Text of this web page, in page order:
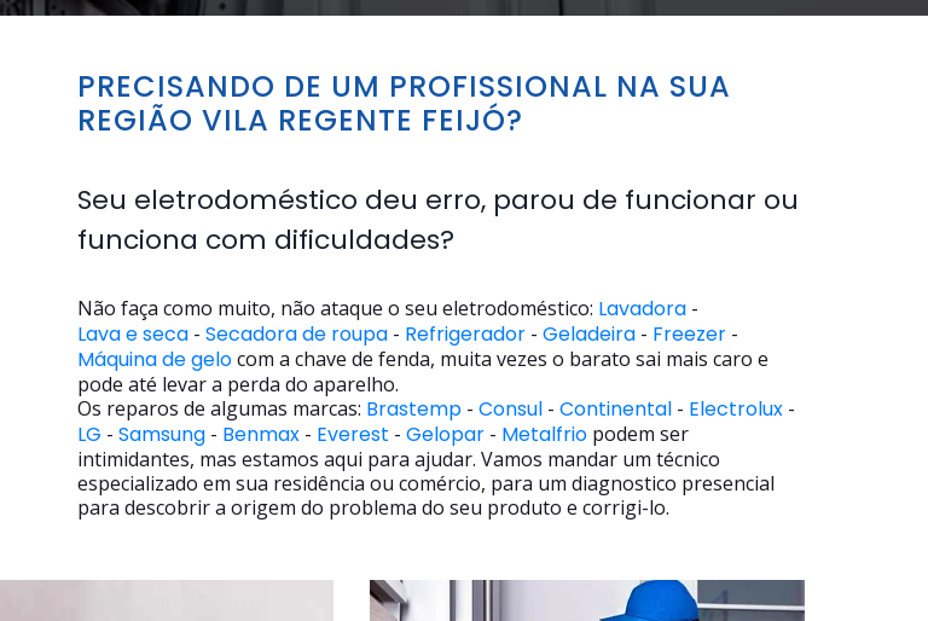
PRECISANDO DE UM PROFISSIONAL NA SUA
REGIÃO VILA REGENTE FEIJÓ?
Seu eletrodoméstico deu erro, parou de funcionar ou
funciona com dificuldades?
Não faça como muito, não ataque o seu eletrodoméstico: Lavadora-
Lava e seca- Secadora de roupa- Refrigerador- Geladeira- Freezer-
Máquina de gelocom a chave de fenda, muita vezes o barato sai mais caro e
pode até levar a perda do aparelho.
Os reparos de algumas marcas: Brastemp- Consul- Continental- Electrolux-
LG - Samsung- Benmax- Everest - Gelopar- Metalfriopodem ser
intimidantes, mas estamos aqui para ajudar. Vamos mandar um técnico
especializado em sua residência ou comércio, para um diagnostico presencial
para descobrir a origem do problema do seu produto e corrigi-lo.